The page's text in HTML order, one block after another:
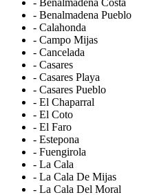
- Benalmadena Pueblo
- Calahonda
- Campo Mijas
- Cancelada
- Casares
- Casares Playa
- Casares Pueblo
- El Chaparral
- El Coto
- El Faro
- Estepona
- Fuengirola
- La Cala
- La Cala De Mijas
- La Cala Del Moral